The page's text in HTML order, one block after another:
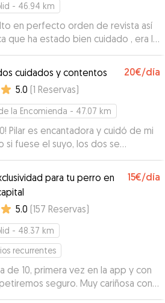
- 46.94 km
en perfecto orden de revista así
que ha estado bien cuidado , era la
que se quedaba con alguien y creo
cuidados y contentos 20€/día
5.0 (1 Reservas)
la Encomienda - 47.07 km
Pilar es encantadora y cuidó de mi
si fuese el suyo, los dos se
genial además se adapta
los horarios. Repetiría sin duda,
:)”
para tu perro en
15€/día
5.0 (157 Reservas)
- 48.37 km
recurrentes
de 10, primera vez en la app y con
seguro. Muy cariñosa con
contacto con nosotros.”